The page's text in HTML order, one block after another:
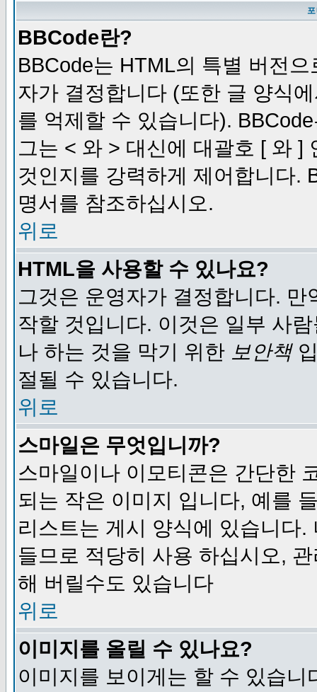
BBCode란?
BBCode는 HTML의 특별 버전
자가 결정합니다 (또한 글 양식
를 억제할 수 있습니다).
그는 < 와 > 대신에 대괄호 [ 와 ]
것인지를 강력하게 제어합니다.
명서를 참조하십시오.
위로
HTML을 사용할 수 있나요?
그것은 운영자가 결정합니다.
작할 것입니다. 이것은 일부 사
나 하는 것을 막기 위한 보안책
절될 수 있습니다.
위로
스마일은 무엇입니까?
스마일이나 이모티콘은 간단한
되는 작은 이미지 입니다, 예를
리스트는 게시 양식에 있습니다
들므로 적당히 사용 하십시오,
해 버릴수도 있습니다
위로
이미지를 올릴 수 있나요?
이미지를 보이게는 할 수 있습